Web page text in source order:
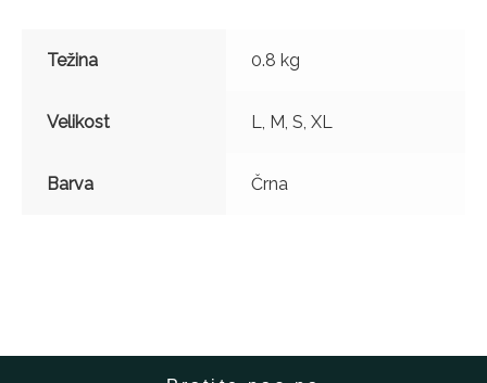
Težina 0.8 kg
Velikost L, M, S, XL
Barva Črna